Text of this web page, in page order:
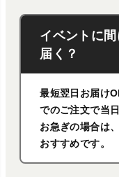
イベントに
届く？
最短翌日お届け
でのご注文で当
お急ぎの場合は
おすすめです。